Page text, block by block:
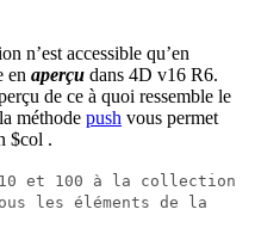
n’est accessible qu’en
en aperçu dans 4D v16 R6.
de ce à quoi ressemble le
méthode push vous permet
$col .
et 100 à la collection
les éléments de la